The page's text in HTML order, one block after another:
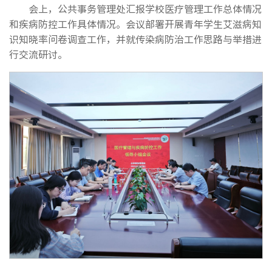
会上，公共事务管理处汇报学校医疗管理工作总体情况
和疾病防控工作具体情况。会议部署开展青年学生艾滋病知
识知晓率问卷调查工作，并就传染病防治工作思路与举措进
行交流研讨。